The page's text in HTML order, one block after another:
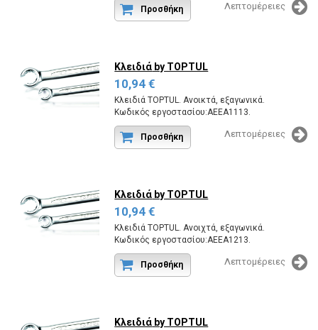
Προσθήκη Λεπτομέρειες
Κλειδιά by TOPTUL
10,94 €
Κλειδιά TOPTUL. Ανοικτά, εξαγωνικά.
Κωδικός εργοστασίου:AEEA1113.
Προσθήκη Λεπτομέρειες
Κλειδιά by TOPTUL
10,94 €
Κλειδιά TOPTUL. Ανοιχτά, εξαγωνικά.
Κωδικός εργοστασίου:AEEA1213.
Προσθήκη Λεπτομέρειες
Κλειδιά by TOPTUL